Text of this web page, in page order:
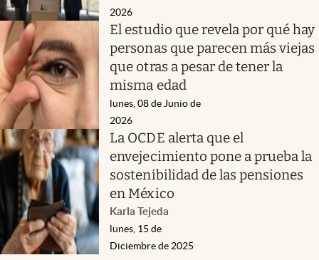
2026
El estudio que revela por qué hay
personas que parecen más viejas
que otras a pesar de tener la
misma edad
lunes, 08 de Junio de
2026
La OCDE alerta que el
envejecimiento pone a prueba la
sostenibilidad de las pensiones
en México
Karla Tejeda
lunes, 15 de
Diciembre de 2025